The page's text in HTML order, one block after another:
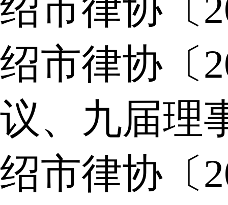
绍市律协〔
绍市律协〔
议、九届理
绍市律协〔